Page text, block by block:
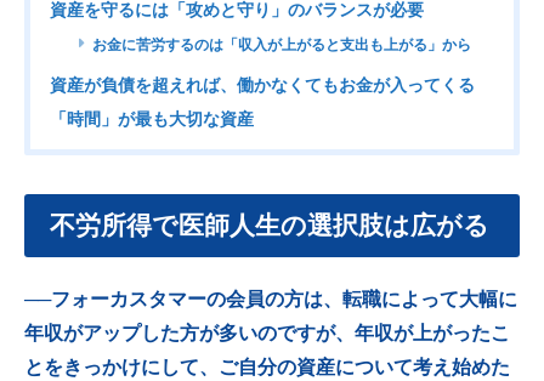
資産を守るには「攻めと守り」のバランスが必要
お金に苦労するのは「収入が上がると支出も上がる」から
資産が負債を超えれば、働かなくてもお金が入ってくる
「時間」が最も大切な資産
不労所得で医師人生の選択肢は広がる
──フォーカスタマーの会員の方は、転職によって大幅に
年収がアップした方が多いのですが、年収が上がったこ
とをきっかけにして、ご自分の資産について考え始めた